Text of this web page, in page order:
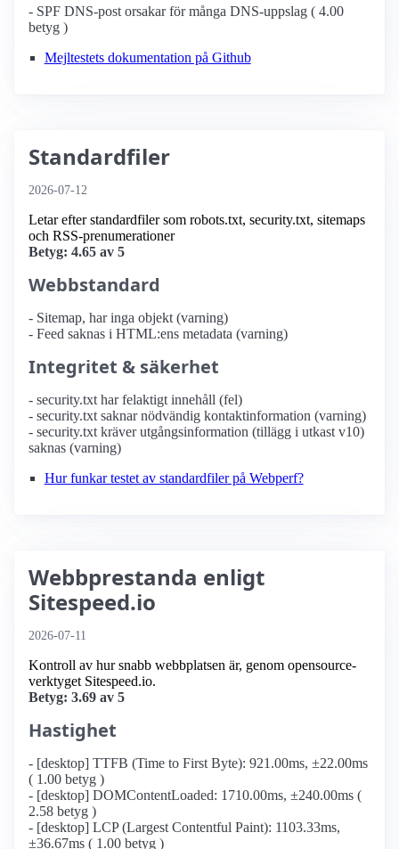
- SPF DNS-post orsakar för många DNS-uppslag ( 4.00
betyg )
Mejltestets dokumentation på Github
Standardfiler
2026-07-12
Letar efter standardfiler som robots.txt, security.txt, sitemaps
och RSS-prenumerationer
Betyg: 4.65 av 5
Webbstandard
- Sitemap, har inga objekt (varning)
- Feed saknas i HTML:ens metadata (varning)
Integritet & säkerhet
- security.txt har felaktigt innehåll (fel)
- security.txt saknar nödvändig kontaktinformation (varning)
- security.txt kräver utgångsinformation (tillägg i utkast v10)
saknas (varning)
Hur funkar testet av standardfiler på Webperf?
Webbprestanda enligt
Sitespeed.io
2026-07-11
Kontroll av hur snabb webbplatsen är, genom opensource-
verktyget Sitespeed.io.
Betyg: 3.69 av 5
Hastighet
- [desktop] TTFB (Time to First Byte): 921.00ms, ±22.00ms
( 1.00 betyg )
- [desktop] DOMContentLoaded: 1710.00ms, ±240.00ms (
2.58 betyg )
- [desktop] LCP (Largest Contentful Paint): 1103.33ms,
±36.67ms ( 1.00 betyg )